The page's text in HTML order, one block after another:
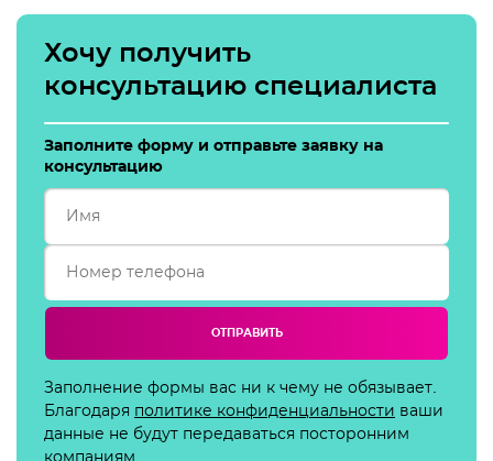
Хочу получить
консультацию специалиста
Заполните форму и отправьте заявку на
консультацию
Заполнение формы вас ни к чему не обязывает.
Благодаря политике конфиденциальности ваши
данные не будут передаваться посторонним
компаниям.
ОТПРАВИТЬ